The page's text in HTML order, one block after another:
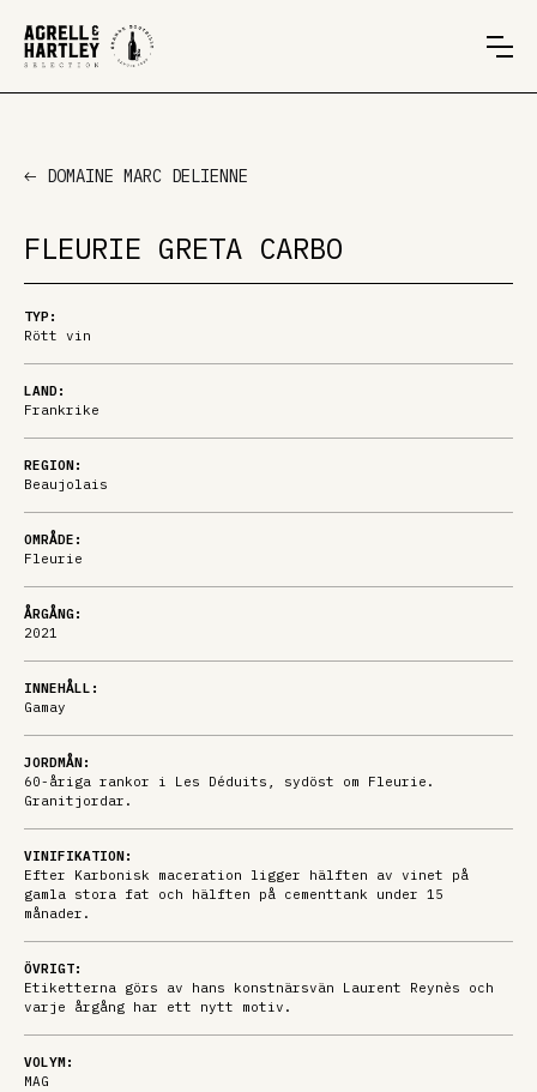
DOMAINE MARC DELIENNE
FLEURIE GRETA CARBO
TYP:
Rött vin
LAND:
Frankrike
REGION:
Beaujolais
OMRÅDE:
Fleurie
ÅRGÅNG:
2021
INNEHÅLL:
Gamay
JORDMÅN:
60-åriga rankor i Les Déduits, sydöst om Fleurie.
Granitjordar.
VINIFIKATION:
Efter Karbonisk maceration ligger hälften av vinet på
gamla stora fat och hälften på cementtank under 15
månader.
ÖVRIGT:
Etiketterna görs av hans konstnärsvän Laurent Reynès och
varje årgång har ett nytt motiv.
VOLYM:
MAG